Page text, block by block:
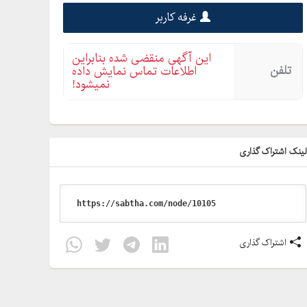
غرفه کاربر
تلفن
این آگهی منقضی شده بنابراین
اطلاعات تماس نمایش داده
نمیشود!
اشتراک گذاری
اشتراک گذاری